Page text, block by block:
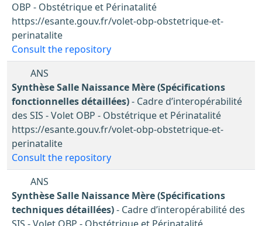
OBP - Obstétrique et Périnatalité
https://esante.gouv.fr/volet-obp-obstetrique-et-
perinatalite
Consult the repository
ANS
Synthèse Salle Naissance Mère (Spécifications
fonctionnelles détaillées)- Cadre d’interopérabilité
des SIS - Volet OBP - Obstétrique et Périnatalité
https://esante.gouv.fr/volet-obp-obstetrique-et-
perinatalite
Consult the repository
ANS
Synthèse Salle Naissance Mère (Spécifications
techniques détaillées)- Cadre d’interopérabilité des